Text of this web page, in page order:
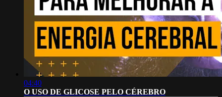
04:40
O USO DE GLICOSE PELO CÉREBRO